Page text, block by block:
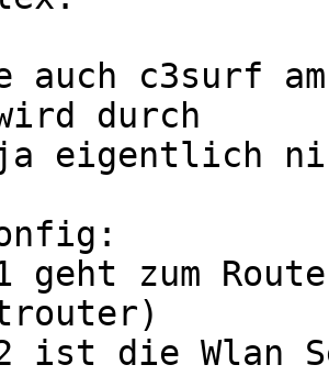
auch c3surf
durch
eigentlich
geht zum
ist die Wlan